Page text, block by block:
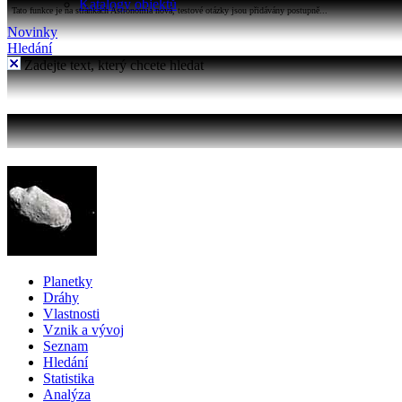
Katalogy objektů
Tato funkce je na stránkách Astronomia nová, testové otázky jsou přidávány postupně...
Novinky
Hledání
Zadejte text, který chcete hledat
Planetky
Dráhy
Vlastnosti
Vznik a vývoj
Seznam
Hledání
Statistika
Analýza